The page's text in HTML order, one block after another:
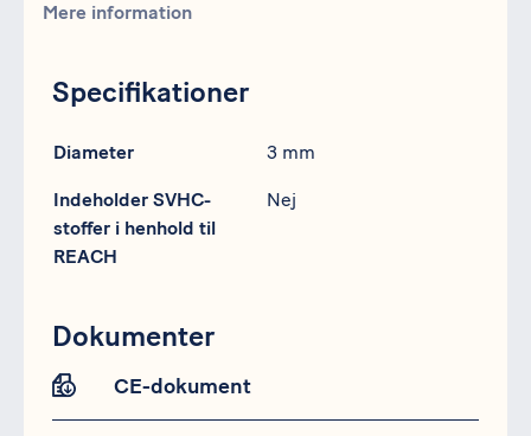
Mere information
Specifikationer
Specifikation
Diameter 3 mm
Indeholder SVHC-
stoffer i henhold til
REACH
Nej
Dokumenter
CE-dokument